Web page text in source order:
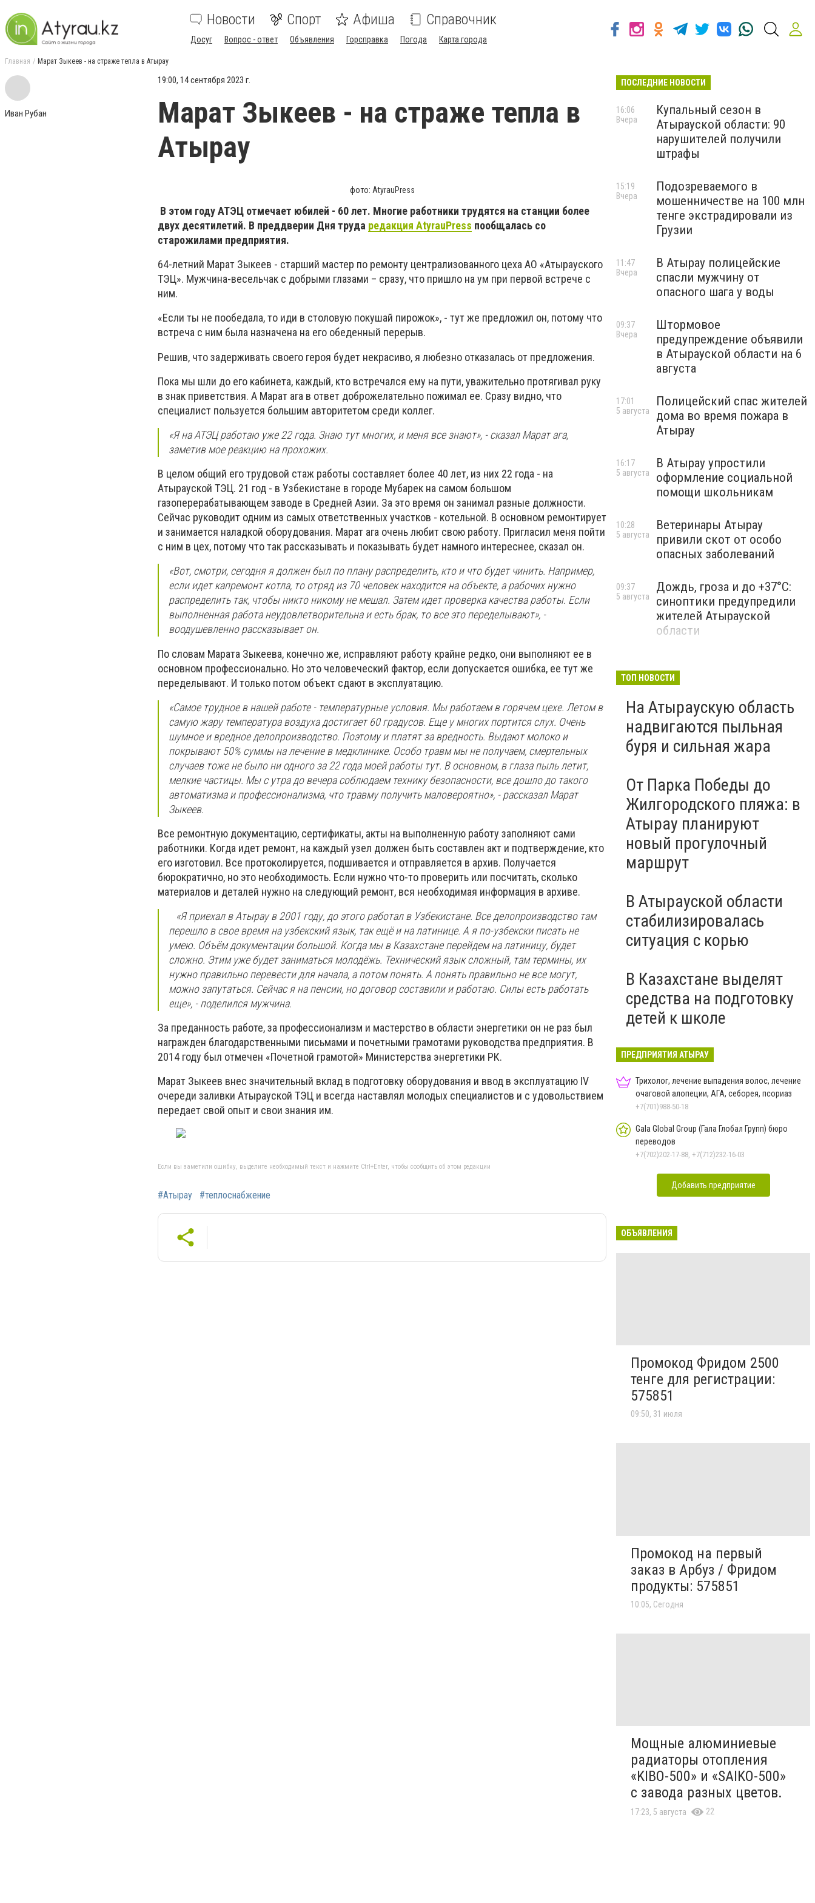
Новости Спорт Афиша Справочник
Досуг Вопрос - ответ Объявления Горсправка Погода Карта города
Главная Марат Зыкеев - на страже тепла в Атырау
Иван Рубан
19:00, 14 сентября 2023 г.
Марат Зыкеев - на страже тепла в
Атырау
фото: AtyrauPress
В этом году АТЭЦ отмечает юбилей - 60 лет. Многие работники трудятся на станции более
двух десятилетий. В преддверии Дня труда редакция AtyrauPress пообщалась со
старожилами предприятия.
64-летний Марат Зыкеев - старший мастер по ремонту централизованного цеха АО «Атырауского
ТЭЦ». Мужчина-весельчак с добрыми глазами – сразу, что пришло на ум при первой встрече с
ним.
«Если ты не пообедала, то иди в столовую покушай пирожок», - тут же предложил он, потому что
встреча с ним была назначена на его обеденный перерыв.
Решив, что задерживать своего героя будет некрасиво, я любезно отказалась от предложения.
Пока мы шли до его кабинета, каждый, кто встречался ему на пути, уважительно протягивал руку
в знак приветствия. А Марат ага в ответ доброжелательно пожимал ее. Сразу видно, что
специалист пользуется большим авторитетом среди коллег.
«Я на АТЭЦ работаю уже 22 года. Знаю тут многих, и меня все знают», - сказал Марат ага,
заметив мое реакцию на прохожих.
В целом общий его трудовой стаж работы составляет более 40 лет, из них 22 года - на
Атырауской ТЭЦ. 21 год - в Узбекистане в городе Мубарек на самом большом
газоперерабатывающем заводе в Средней Азии. За это время он занимал разные должности.
Сейчас руководит одним из самых ответственных участков - котельной. В основном ремонтирует
и занимается наладкой оборудования. Марат ага очень любит свою работу. Пригласил меня пойти
с ним в цех, потому что так рассказывать и показывать будет намного интереснее, сказал он.
«Вот, смотри, сегодня я должен был по плану распределить, кто и что будет чинить. Например,
если идет капремонт котла, то отряд из 70 человек находится на объекте, а рабочих нужно
распределить так, чтобы никто никому не мешал. Затем идет проверка качества работы. Если
выполненная работа неудовлетворительна и есть брак, то все это переделывают», -
воодушевленно рассказывает он.
По словам Марата Зыкеева, конечно же, исправляют работу крайне редко, они выполняют ее в
основном профессионально. Но это человеческий фактор, если допускается ошибка, ее тут же
переделывают. И только потом объект сдают в эксплуатацию.
«Самое трудное в нашей работе - температурные условия. Мы работаем в горячем цехе. Летом в
самую жару температура воздуха достигает 60 градусов. Еще у многих портится слух. Очень
шумное и вредное делопроизводство. Поэтому и платят за вредность. Выдают молоко и
покрывают 50% суммы на лечение в медклинике. Особо травм мы не получаем, смертельных
случаев тоже не было ни одного за 22 года моей работы тут. В основном, в глаза пыль летит,
мелкие частицы. Мы с утра до вечера соблюдаем технику безопасности, все дошло до такого
автоматизма и профессионализма, что травму получить маловероятно», - рассказал Марат
Зыкеев.
Все ремонтную документацию, сертификаты, акты на выполненную работу заполняют сами
работники. Когда идет ремонт, на каждый узел должен быть составлен акт и подтверждение, кто
его изготовил. Все протоколируется, подшивается и отправляется в архив. Получается
бюрократично, но это необходимость. Если нужно что-то проверить или посчитать, сколько
материалов и деталей нужно на следующий ремонт, вся необходимая информация в архиве.
«Я приехал в Атырау в 2001 году, до этого работал в Узбекистане. Все делопроизводство там
перешло в свое время на узбекский язык, так ещё и на латинице. А я по-узбекски писать не
умею. Объём документации большой. Когда мы в Казахстане перейдем на латиницу, будет
сложно. Этим уже будет заниматься молодёжь. Технический язык сложный, там термины, их
нужно правильно перевести для начала, а потом понять. А понять правильно не все могут,
можно запутаться. Сейчас я на пенсии, но договор составили и работаю. Силы есть работать
еще», - поделился мужчина.
За преданность работе, за профессионализм и мастерство в области энергетики он не раз был
награжден благодарственными письмами и почетными грамотами руководства предприятия. В
2014 году был отмечен «Почетной грамотой» Министерства энергетики РК.
Марат Зыкеев внес значительный вклад в подготовку оборудования и ввод в эксплуатацию IV
очереди заливки Атырауской ТЭЦ и всегда наставлял молодых специалистов и с удовольствием
передает свой опыт и свои знания им.
Если вы заметили ошибку, выделите необходимый текст и нажмите Ctrl+Enter, чтобы сообщить об этом редакции
#Атырау #теплоснабжение
ПОСЛЕДНИЕ НОВОСТИ
Купальный сезон в
Атырауской области: 90
нарушителей получили
штрафы
16:06
Вчера
Подозреваемого в
мошенничестве на 100 млн
тенге экстрадировали из
Грузии
15:19
Вчера
В Атырау полицейские
спасли мужчину от
опасного шага у воды
11:47
Вчера
Штормовое
предупреждение объявили
в Атырауской области на 6
августа
09:37
Вчера
Полицейский спас жителей
дома во время пожара в
Атырау
17:01
5 августа
В Атырау упростили
оформление социальной
помощи школьникам
16:17
5 августа
Ветеринары Атырау
привили скот от особо
опасных заболеваний
10:28
5 августа
Дождь, гроза и до +37°C:
синоптики предупредили
жителей Атырауской
области
09:37
5 августа
ТОП НОВОСТИ
На Атыраускую область
надвигаются пыльная
буря и сильная жара
От Парка Победы до
Жилгородского пляжа: в
Атырау планируют
новый прогулочный
маршрут
В Атырауской области
стабилизировалась
ситуация с корью
В Казахстане выделят
средства на подготовку
детей к школе
ПРЕДПРИЯТИЯ АТЫРАУ
Трихолог, лечение выпадения волос, лечение
очаговой алопеции, АГА, себорея, псориаз
+7(701)988-50-18
Gala Global Group (Гала Глобал Групп) бюро
переводов
+7(702)202-17-88, +7(712)232-16-03
Добавить предприятие
ОБЪЯВЛЕНИЯ
Промокод Фридом 2500
тенге для регистрации:
575851
09:50, 31 июля
Промокод на первый
заказ в Арбуз / Фридом
продукты: 575851
10:05, Сегодня
Мощные алюминиевые
радиаторы отопления
«KIBO-500» и «SAIKO-500»
с завода разных цветов.
17:23, 5 августа 22